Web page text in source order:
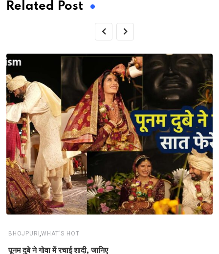
Related Post
BHOJPURI,WHAT'S HOT
पूनम दुबे ने गोवा में रचाई शादी, जानिए